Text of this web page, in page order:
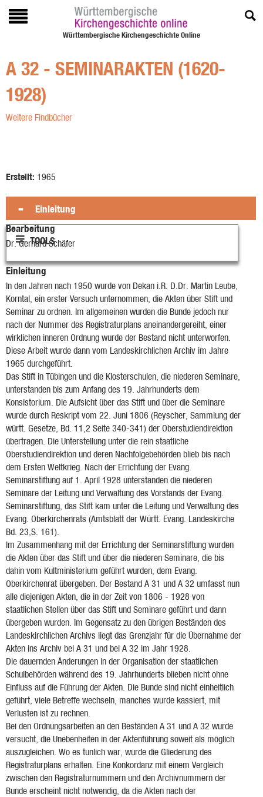
Württembergische Kirchengeschichte Online
A 32 - SEMINARAKTEN (1620-
1928)
Weitere Findbücher
TOOLS
Erstellt: 1965
Einleitung
Bearbeitung
Dr. Gerhard Schäfer
Einleitung
In den Jahren nach 1950 wurde von Dekan i.R. D.Dr. Martin Leube,
Korntal, ein erster Versuch unternommen, die Akten über Stift und
Seminar zu ordnen. Im allgemeinen wurden die Bunde jedoch nur
nach der Nummer des Registraturplans aneinandergereiht, einer
wirklichen inneren Ordnung wurde der Bestand nicht unterworfen.
Diese Arbeit wurde dann vom Landeskirchlichen Archiv im Jahre
1965 durchgeführt.
Das Stift in Tübingen und die Klosterschulen, die niederen Seminare,
unterstanden bis zum Anfang des 19. Jahrhunderts dem
Konsistorium. Die Aufsicht über das Stift und über die Seminare
wurde durch Reskript vom 22. Juni 1806 (Reyscher, Sammlung der
württ. Gesetze, Bd. 11,2 Seite 340-341) der Oberstudiendirektion
übertragen. Die Unterstellung unter die rein staatliche
Oberstudiendirektion und deren Nachfolgebehörden blieb bis nach
dem Ersten Weltkrieg. Nach der Errichtung der Evang.
Seminarstiftung auf 1. April 1928 unterstanden die niederen
Seminare der Leitung und Verwaltung des Vorstands der Evang.
Seminarstiftung, das Stift kam unter die Leitung und Verwaltung des
Evang. Oberkirchenrats (Amtsblatt der Württ. Evang. Landeskirche
Bd. 23,S. 161).
Im Zusammenhang mit der Errichtung der Seminarstiftung wurden
die Akten über das Stift und über die niederen Seminare, die bis
dahin vom Kultministerium geführt wurden, dem Evang.
Oberkirchenrat übergeben. Der Bestand A 31 und A 32 umfasst nun
alle diejenigen Akten, die in der Zeit von 1806 - 1928 von
staatlichen Stellen über das Stift und Seminare geführt und dann
übergeben wurden. Im Gegensatz zu den übrigen Beständen des
Landeskirchlichen Archivs liegt das Grenzjahr für die Übernahme der
Akten ins Archiv bei A 31 und bei A 32 im Jahr 1928.
Die dauernden Änderungen in der Organisation der staatlichen
Schulbehörden während des 19. Jahrhunderts blieben nicht ohne
Einfluss auf die Führung der Akten. Die Bunde sind nicht einheitlich
geführt, viele Betreffe wechseln, manches wurde kassiert, mit
Verlusten ist zu rechnen.
Bei den Ordnungsarbeiten an den Beständen A 31 und A 32 wurde
versucht, die Unebenheiten in der Aktenführung soweit als möglich
auszugleichen. Wo es tunlich war, wurde die Gliederung des
Registraturplans erhalten. Eine Konkordanz mit einem Vergleich
zwischen den Registraturnummern und den Archivnummern der
Bunde erscheint nicht notwendig, da die Akten nach der